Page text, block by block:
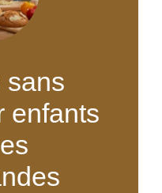
sans
enfants